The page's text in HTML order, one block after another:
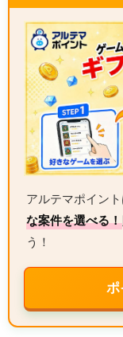
アルテマポイン
な案件を選べる！
う！
ポ